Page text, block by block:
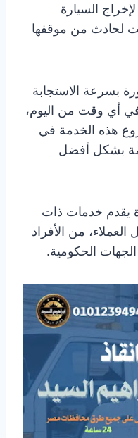
لإخراج السيارة
لحادث من موقفها
بسرعة الاستجابة
في أي وقت من اليوم،
هذه الخدمة في
بشكل أفضل
يقدم خدمات ذات
من الأفراد
الحكومية.